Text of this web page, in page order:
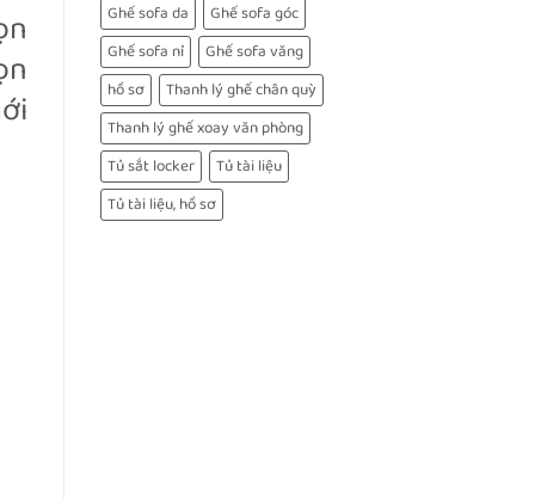
Ghế sofa da
Ghế sofa góc
Ghế sofa nỉ
Ghế sofa văng
hồ sơ
Thanh lý ghế chân quỳ
Thanh lý ghế xoay văn phòng
Tủ sắt locker
Tủ tài liệu
Tủ tài liệu, hồ sơ